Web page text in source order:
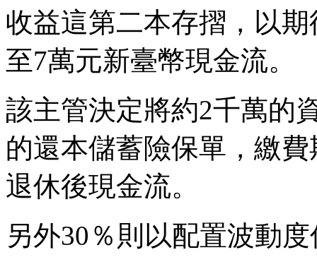
收益這第二本存摺，以
至7萬元新臺幣現金流。
該主管決定將約2千萬的
的還本儲蓄險保單，繳
退休後現金流。
另外30％則以配置波動